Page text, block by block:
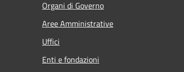
Organi di Governo
Aree Amministrative
Uffici
Enti e fondazioni